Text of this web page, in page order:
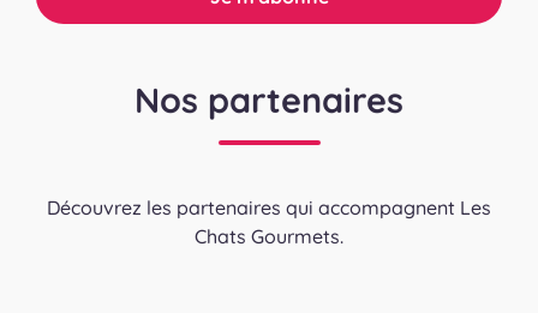
Nos partenaires
Découvrez les partenaires qui accompagnent Les
Chats Gourmets.